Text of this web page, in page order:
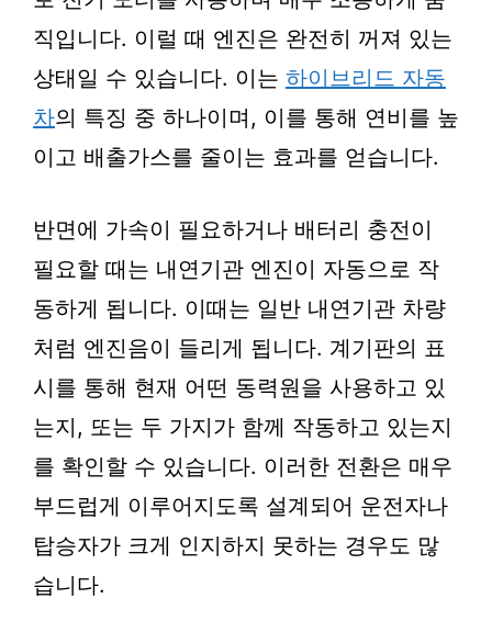
직입니다. 이럴 때 엔진은 완전히 꺼져 있는
상태일 수 있습니다. 이는 하이브리드 자동
차의 특징 중 하나이며, 이를 통해 연비를 높
이고 배출가스를 줄이는 효과를 얻습니다.
반면에 가속이 필요하거나 배터리 충전이
필요할 때는 내연기관 엔진이 자동으로 작
동하게 됩니다. 이때는 일반 내연기관 차량
처럼 엔진음이 들리게 됩니다. 계기판의 표
시를 통해 현재 어떤 동력원을 사용하고 있
는지, 또는 두 가지가 함께 작동하고 있는지
를 확인할 수 있습니다. 이러한 전환은 매우
부드럽게 이루어지도록 설계되어 운전자나
탑승자가 크게 인지하지 못하는 경우도 많
습니다.